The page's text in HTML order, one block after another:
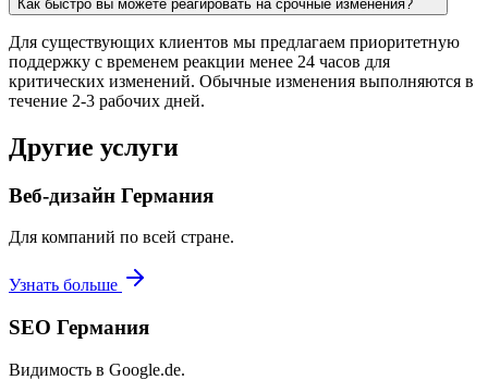
Как быстро вы можете реагировать на срочные изменения?
Для существующих клиентов мы предлагаем приоритетную
поддержку с временем реакции менее 24 часов для
критических изменений. Обычные изменения выполняются в
течение 2-3 рабочих дней.
Другие услуги
Веб-дизайн Германия
Для компаний по всей стране.
Узнать больше
SEO Германия
Видимость в Google.de.